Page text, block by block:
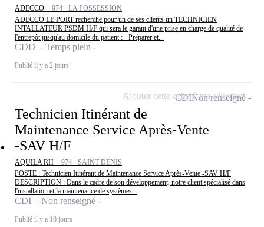
ADECCO - 974 - LA POSSESSION
ADECCO LE PORT recherche pour un de ses clients un TECHNICIEN
INTALLATEUR PSDM H/F qui sera le garant d'une prise en charge de qualité de
l'entrepôt jusqu'au domicile du patient : - Préparer et...
CDD - Temps plein
Publié il y a 2 jours
Technicien Itinérant de
Maintenance Service Après-Vente
-SAV H/F
AQUILA RH - 974 - SAINT-DENIS
POSTE : Technicien Itinérant de Maintenance Service Après-Vente -SAV H/F
DESCRIPTION : Dans le cadre de son développement, notre client spécialisé dans
l'installation et la maintenance de systèmes...
CDI - Non renseigné
Publié il y a 10 jours
CDINon renseigné
Ajouter cette offre à ma sélection